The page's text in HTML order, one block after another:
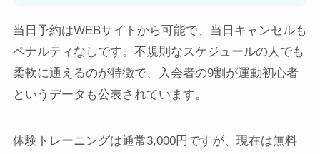
当日予約はWEBサイトから可能で、当日キャンセルも
ペナルティなしです。不規則なスケジュールの人でも
柔軟に通えるのが特徴で、入会者の9割が運動初心者
というデータも公表されています。
体験トレーニングは通常3,000円ですが、現在は無料